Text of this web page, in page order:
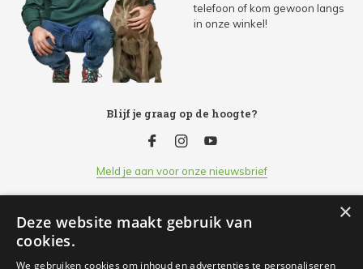
telefoon of kom gewoon langs
in onze winkel!
Blijf je graag op de hoogte?
Meld je aan voor onze nieuwsbrief
Klantenservice
×
Deze website maakt gebruik van
cookies.
We gebruiken cookies om inhoud en advertenties te personaliseren